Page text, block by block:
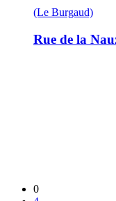
(Le Burgaud)
Rue de la
0